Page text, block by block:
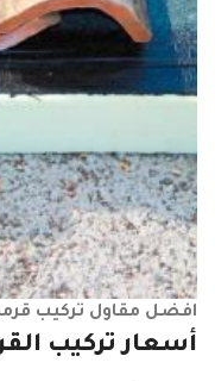
افضل مقاول تركيب
أسعار تركيب